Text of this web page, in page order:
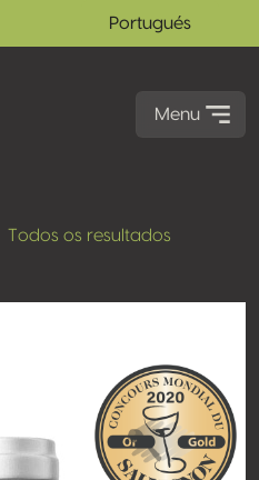
Portugués
Menu
Todos os resultados